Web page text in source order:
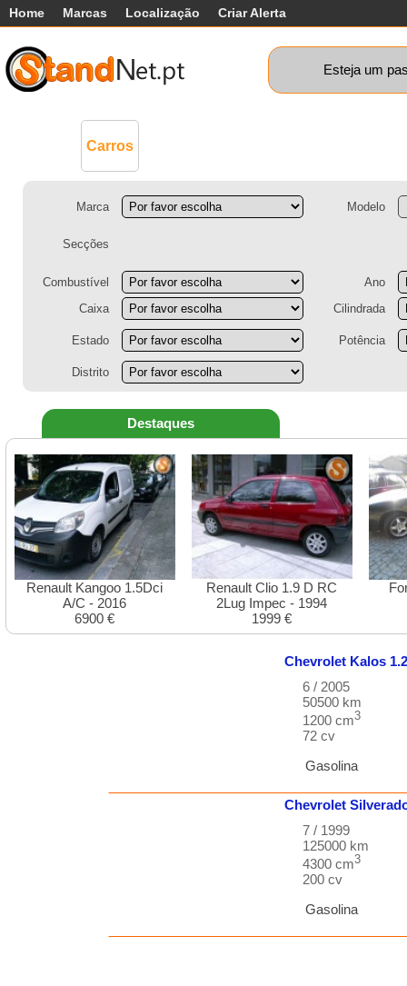
Home Marcas Localização Criar Alerta
Esteja um
Carros
Marca Modelo
Secções
Combustível
Ano
Caixa
Cilindrada
Estado Potência
Distrito
Destaques
Renault Kangoo 1.5Dci
A/C - 2016
6900 €
Renault Clio 1.9 D RC
2Lug Impec - 1994
1999 €
Chevrolet Kalos
6 / 2005
50500 km
1200 cm3
72 cv
Gasolina
Chevrolet
7 / 1999
125000 km
4300 cm3
200 cv
Gasolina